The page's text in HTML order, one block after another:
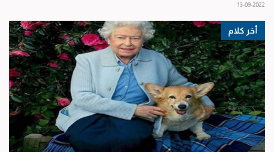
13-09-2022
أخر كلام